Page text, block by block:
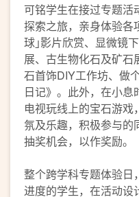
可铭学生在接过专题
探索之旅，亲身体验各
球｣影片欣赏、显微镜
展、古生物化石及矿石
石首饰DIY工作坊、做
日记》。此外，在小
电视玩线上的宝石游
氛及乐趣，积极参与的
抽奖机会，以作奖励。
整个跨学科专题体验日
进度的学生，在活动设